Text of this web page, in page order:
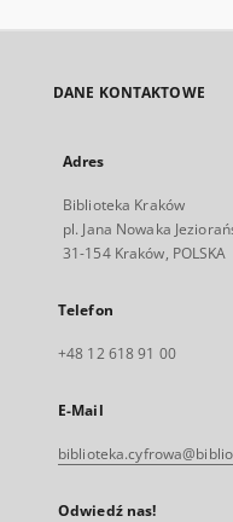
DANE KONTAKTOWE
Adres
Biblioteka Kraków
pl. Jana Nowaka
31-154 Kraków, POLSKA
Telefon
+48 12 618 91 00
E-Mail
Odwiedź nas!